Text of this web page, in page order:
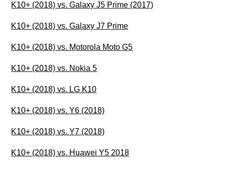
K10+ (2018) vs. Galaxy J5 Prime (2017)
K10+ (2018) vs. Galaxy J7 Prime
K10+ (2018) vs. Motorola Moto G5
K10+ (2018) vs. Nokia 5
K10+ (2018) vs. LG K10
K10+ (2018) vs. Y6 (2018)
K10+ (2018) vs. Y7 (2018)
K10+ (2018) vs. Huawei Y5 2018